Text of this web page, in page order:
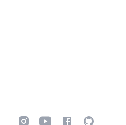
InstagramYoutubeFacebookGitHub